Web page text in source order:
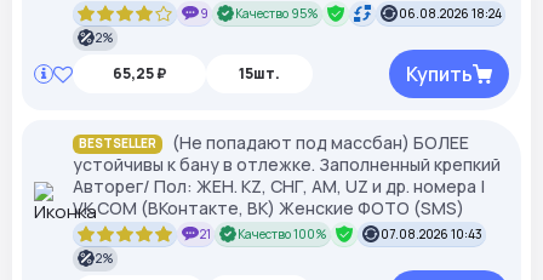
9 Качество 95%
06.08.2026 18:24
2%
65,25 ₽ 15шт. Купить
BESTSELLER
(Не попадают под массбан) БОЛЕЕ
устойчивы к бану в отлежке. Заполненный крепкий
Авторег/ Пол: ЖЕН. KZ, СНГ, АМ, UZ и др. номера |
VK.COM (ВКонтакте, ВК) Женские ФОТО (SMS)
21 Качество 100%
07.08.2026 10:43
2%